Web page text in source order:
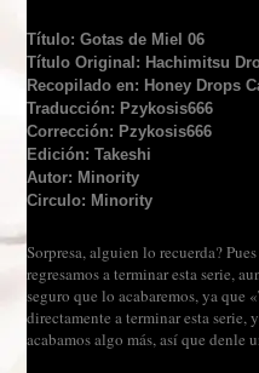
Título: Gotas de Miel 06
Título Original: Hachimitsu
Recopilado en: Honey Drops
Traducción: Pzykosis666
Corrección: Pzykosis666
Edición: Takeshi
Autor: Minority
Circulo: Minority
Sorpresa, alguien lo recuerda?
regresamos a terminar esta serie,
seguro que lo acabaremos, ya que
directamente a terminar esta serie,
acabamos algo más, así que denle